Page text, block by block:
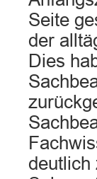
Seite
der
Dies
deutlich